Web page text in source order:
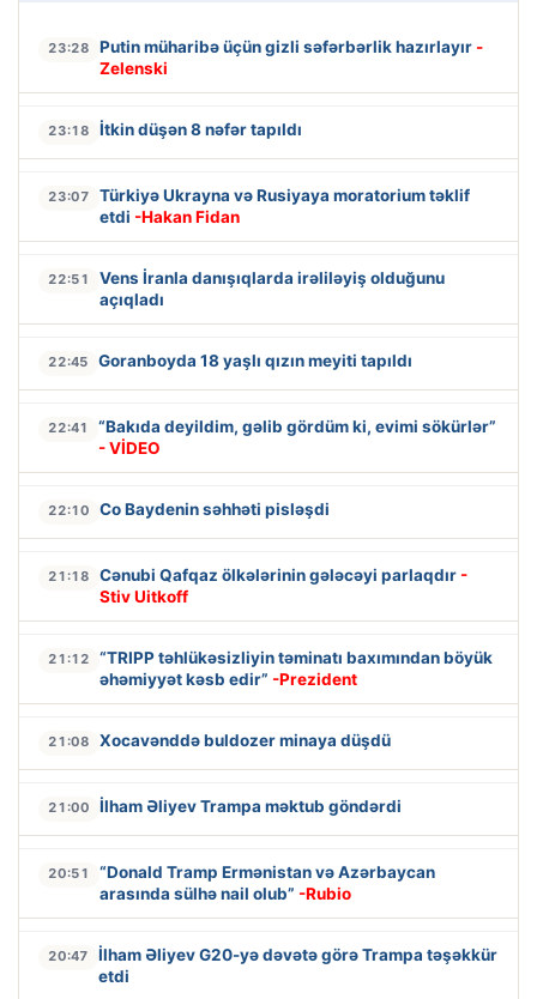
23:28 Putin müharibə üçün gizli səfərbərlik hazırlayır -
Zelenski
23:18 İtkin düşən 8 nəfər tapıldı
23:07
Türkiyə Ukrayna və Rusiyaya moratorium təklif
etdi -Hakan Fidan
22:51
Vens İranla danışıqlarda irəliləyiş olduğunu
açıqladı
22:45 Goranboyda 18 yaşlı qızın meyiti tapıldı
22:41
“Bakıda deyildim, gəlib gördüm ki, evimi sökürlər”
- VİDEO
22:10 Co Baydenin səhhəti pisləşdi
21:18 Cənubi Qafqaz ölkələrinin gələcəyi parlaqdır -
Stiv Uitkoff
21:12
“TRIPP təhlükəsizliyin təminatı baxımından böyük
əhəmiyyət kəsb edir” -Prezident
21:08 Xocavənddə buldozer minaya düşdü
21:00 İlham Əliyev Trampa məktub göndərdi
20:51
“Donald Tramp Ermənistan və Azərbaycan
arasında sülhə nail olub” -Rubio
20:47
İlham Əliyev G20-yə dəvətə görə Trampa təşəkkür
etdi